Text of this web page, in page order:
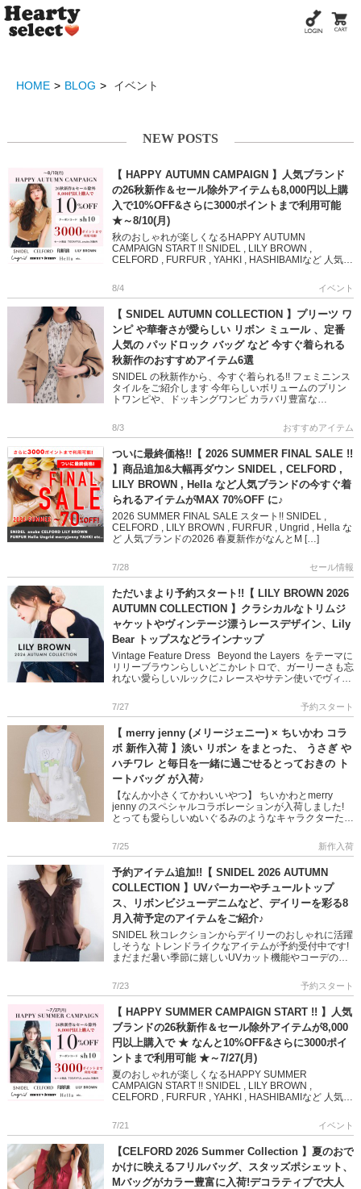
HOME BLOG イベント
NEW POSTS
【 HAPPY AUTUMN CAMPAIGN 】人気ブランド
の26秋新作＆セール除外アイテムも8,000円以上購
入で10%OFF&さらに3000ポイントまで利用可能
★～8/10(月)
秋のおしゃれが楽しくなるHAPPY AUTUMN
CAMPAIGN START !! SNIDEL , LILY BROWN ,
CELFORD , FURFUR , YAHKI , HASHIBAMIなど 人気ブ
8/4 イベント
【 SNIDEL AUTUMN COLLECTION 】プリーツ ワ
ンピ や華奢さが愛らしい リボン ミュール 、定番
人気の パッドロック バッグ など 今すぐ着られる
秋新作のおすすめアイテム6選
SNIDEL の秋新作から、今すぐ着られる!! フェミニンス
タイルをご紹介します 今年らしいボリュームのプリン
トワンピや、ドッキングワンピ カラバリ豊富な
フェミニン […]
8/3 おすすめアイテム
ついに最終価格!!【 2026 SUMMER FINAL SALE !!
】商品追加&大幅再ダウン SNIDEL , CELFORD ,
LILY BROWN , Hella など人気ブランドの今すぐ着
られるアイテムがMAX 70%OFF に♪
2026 SUMMER FINAL SALE スタート!! SNIDEL ,
CELFORD , LILY BROWN , FURFUR , Ungrid , Hella な
ど 人気ブランドの2026 春夏新作がなんとM […]
7/28 セール情報
ただいまより予約スタート!!【 LILY BROWN 2026
AUTUMN COLLECTION 】クラシカルなトリムジ
ャケットやヴィンテージ漂うレースデザイン、Lily
Bear トップスなどラインナップ
Vintage Feature Dress Beyond the Layers をテーマに
リリーブラウンらしいどこかレトロで、ガーリーさも忘
れない愛らしいルックに♪ レースやサテン使いでヴィン
7/27 予約スタート
【 merry jenny (メリージェニー) × ちいかわ コラ
ボ 新作入荷 】淡い リボン をまとった、 うさぎ や
ハチワレ と毎日を一緒に過ごせるとっておきの ト
ートバッグ が入荷♪
【なんか小さくてかわいいやつ】 ちいかわとmerry
jenny のスペシャルコラボレーションが入荷しました!
とっても愛らしいぬいぐるみのようなキャラクターたく
のしく […]
7/25 新作入荷
予約アイテム追加!!【 SNIDEL 2026 AUTUMN
COLLECTION 】UVパーカーやチュールトップ
ス、リボンビジューデニムなど、デイリーを彩る8
月入荷予定のアイテムをご紹介♪
SNIDEL 秋コレクションからデイリーのおしゃれに活躍
しそうな トレンドライクなアイテムが予約受付中です!
まだまだ暑い季節に嬉しいUVカット機能やコーデの主
えるスタ […]
7/23 予約スタート
【 HAPPY SUMMER CAMPAIGN START !! 】人気
ブランドの26秋新作＆セール除外アイテムが8,000
円以上購入で ★ なんと10%OFF&さらに3000ポイ
ントまで利用可能 ★～7/27(月)
夏のおしゃれが楽しくなるHAPPY SUMMER
CAMPAIGN START !! SNIDEL , LILY BROWN ,
CELFORD , FURFUR , YAHKI , HASHIBAMIなど 人気ブ
7/21 イベント
【CELFORD 2026 Summer Collection 】夏のおで
かけに映えるフリルバッグ、スタッズポシェット、
Mバッグがカラー豊富に入荷!デコラティブで大人